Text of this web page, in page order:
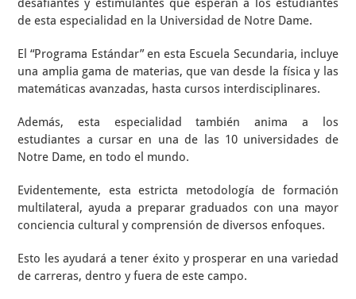
desafiantes y estimulantes que esperan a los estudiantes
de esta especialidad en la Universidad de Notre Dame.
El “Programa Estándar” en esta Escuela Secundaria, incluye
una amplia gama de materias, que van desde la física y las
matemáticas avanzadas, hasta cursos interdisciplinares.
Además, esta especialidad también anima a los
estudiantes a cursar en una de las 10 universidades de
Notre Dame, en todo el mundo.
Evidentemente, esta estricta metodología de formación
multilateral, ayuda a preparar graduados con una mayor
conciencia cultural y comprensión de diversos enfoques.
Esto les ayudará a tener éxito y prosperar en una variedad
de carreras, dentro y fuera de este campo.